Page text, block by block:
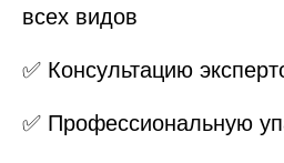
всех видов
✅ Консультацию
✅ Профессиональную